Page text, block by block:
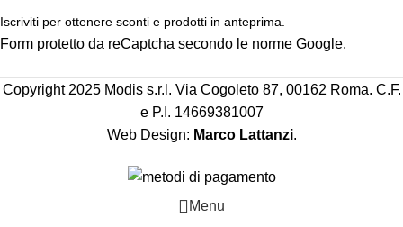
Iscriviti per ottenere sconti e prodotti in anteprima.
Form protetto da reCaptcha secondo le norme Google.
Copyright 2025 Modis s.r.l. Via Cogoleto 87, 00162 Roma. C.F.
e P.I. 14669381007
Web Design: Marco Lattanzi.
Menu